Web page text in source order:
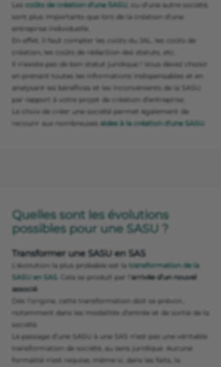
Les coûts de création d’une SASU , ou d'une autre société,
sont plus importants que lors de la création d’une
entreprise individuelle.
En effet, il faut compter les coûts du JAL, les coûts de
création, les coûts de rédaction des statuts, etc.
Il n’existe pas de bon statut juridique ! Vous devez choisir
en prenant toutes les informations indispensables et en
analysant les bénéfices et les inconvénients de la SASU
par rapport à votre projet de création d’entreprise.
Le choix de créer une société permet également de
recourir aux nombreuses aides à la création d'une SASU
Quelles sont les évolutions
possibles pour une SASU ?
Transformer une SASU en SAS
L'évolution la plus probable est la transformation de la
SASU en SAS . Cela se produit par l’ arrivée d’un nouvel
associé.
Dès l’origine, cette transformation doit se prévoir,
notamment dans les modalités d’entrée et de sortie de la
société.
Le passage d’une SASU à une SAS n’est pas une véritable
transformation de société, au sens juridique. Aucune
formalité n’est requise, même si, dans les faits, la